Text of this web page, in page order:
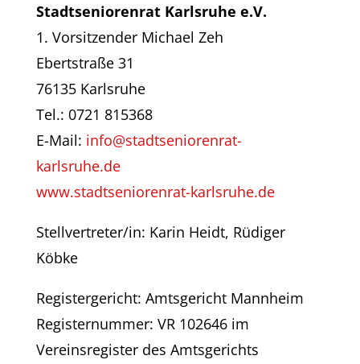
Stadtseniorenrat Karlsruhe e.V.
1. Vorsitzender Michael Zeh
Ebertstraße 31
76135 Karlsruhe
Tel.: 0721 815368
E-Mail: info@stadtseniorenrat-
karlsruhe.de
www.stadtseniorenrat-karlsruhe.de
Stellvertreter/in: Karin Heidt, Rüdiger
Köbke
Registergericht: Amtsgericht Mannheim
Registernummer: VR 102646 im
Vereinsregister des Amtsgerichts